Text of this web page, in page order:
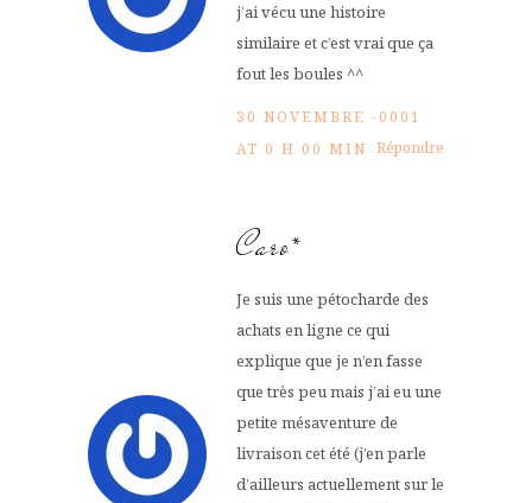
j’ai vécu une histoire
similaire et c’est vrai que ça
fout les boules ^^
30 NOVEMBRE -0001
AT 0 H 00 MIN Répondre
Caro*
Je suis une pétocharde des
achats en ligne ce qui
explique que je n’en fasse
que très peu mais j’ai eu une
petite mésaventure de
livraison cet été (j’en parle
d’ailleurs actuellement sur le